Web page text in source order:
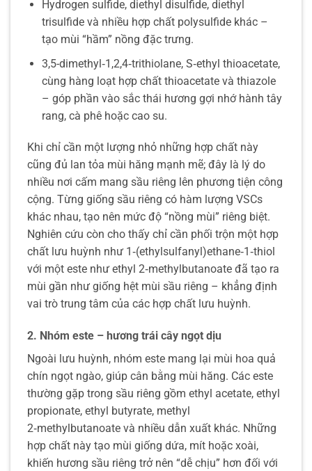
Hydrogen sulfide, diethyl disulfide, diethyl
trisulfide và nhiều hợp chất polysulfide khác –
tạo mùi “hầm” nồng đặc trưng.
3,5-dimethyl‑1,2,4‑trithiolane, S‑ethyl thioacetate,
cùng hàng loạt hợp chất thioacetate và thiazole
– góp phần vào sắc thái hương gợi nhớ hành tây
rang, cà phê hoặc cao su.
Khi chỉ cần một lượng nhỏ những hợp chất này
cũng đủ lan tỏa mùi hăng mạnh mẽ; đây là lý do
nhiều nơi cấm mang sầu riêng lên phương tiện công
cộng. Từng giống sầu riêng có hàm lượng VSCs
khác nhau, tạo nên mức độ “nồng mùi” riêng biệt.
Nghiên cứu còn cho thấy chỉ cần phối trộn một hợp
chất lưu huỳnh như 1‑(ethylsulfanyl)ethane‑1‑thiol
với một este như ethyl 2‑methylbutanoate đã tạo ra
mùi gần như giống hệt mùi sầu riêng – khẳng định
vai trò trung tâm của các hợp chất lưu huỳnh.
2. Nhóm este – hương trái cây ngọt dịu
Ngoài lưu huỳnh, nhóm este mang lại mùi hoa quả
chín ngọt ngào, giúp cân bằng mùi hăng. Các este
thường gặp trong sầu riêng gồm ethyl acetate, ethyl
propionate, ethyl butyrate, methyl
2‑methylbutanoate và nhiều dẫn xuất khác. Những
hợp chất này tạo mùi giống dứa, mít hoặc xoài,
khiến hương sầu riêng trở nên “dễ chịu” hơn đối với